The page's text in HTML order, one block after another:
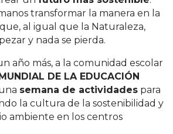
transformar la manera en la
al igual que la Naturaleza,
y nada se pierda.
año más, a la comunidad escolar
DE LA EDUCACIÓN
semana de actividades para
la cultura de la sostenibilidad y
ambiente en los centros